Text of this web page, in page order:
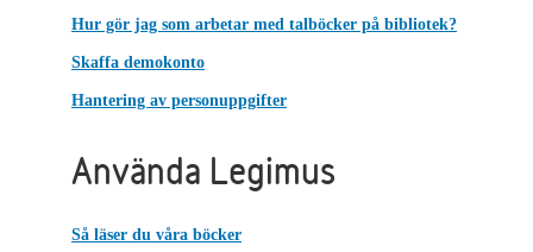
Hur gör jag som arbetar med talböcker på bibliotek?
Skaffa demokonto
Hantering av personuppgifter
Använda Legimus
Så läser du våra böcker